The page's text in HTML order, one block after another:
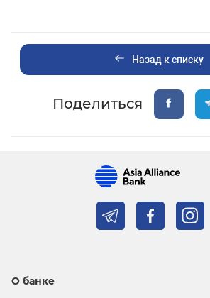
Назад к списку
Поделиться
О банке